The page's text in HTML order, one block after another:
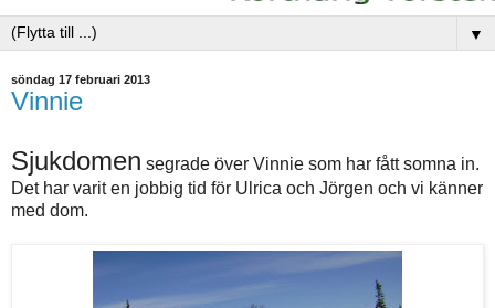
▼
söndag 17 februari 2013
Vinnie
Sjukdomen segrade över Vinnie som har fått somna in.
Det har varit en jobbig tid för Ulrica och Jörgen och vi känner
med dom.